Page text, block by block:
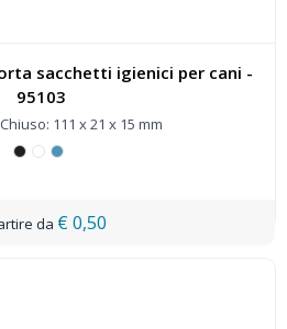
sacchetti igienici per cani -
95103
111 x 21 x 15 mm
€ 0,50